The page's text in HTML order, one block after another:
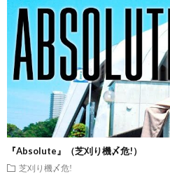
『Absolute』（芝刈り機〆危!）
芝刈り機〆危!